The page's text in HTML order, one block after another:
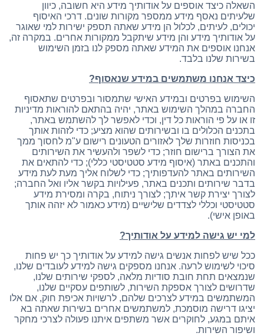
השאלה כיצד אוספים על אודותיך מידע היא חשובה, כיוון
שלעיתים נאסף מידע ממספר מקורות שונים. דרכי האיסוף
יכולים, לעיתים, לכלול הן מידע שאתה תספק ישירות למי שאוגר
על אודותיך מידע והן מידע שיתקבל ממקורות אחרים. במקרה זה,
אנחנו אוספים את המידע שאתה מספק לנו בזמן השימוש
בשירות שלנו בלבד.
כיצד אנחנו משתמשים במידע שנאסוף?
השימוש בפרטים ובמידע האישי שתמסור ובפרטים שתאסוף
החברה במהלך השימוש באתר, יהיה בהתאם להוראות מדיניות
זו או על פי הוראות כל דין, וכדי לאפשר לך להשתמש באתר,
בתכנים הכלולים בו ובשירותים שהוא מציע; כדי לזהות אותך
בכניסות חוזרות שלך לאזורים הטעונים רישום ע"מ לחסוך ממך
את הצורך ברישום חוזר; כדי לשפר ולהעשיר את השירותים
והתכנים באתר (איסוף מידע סטטיסטי כללי); כדי להתאים את
השירותים באתר להעדפותיך; כדי לשלוח אליך מעת לעת מידע
בדבר שירותים ותכנים באתר, פעילויות בקשר אליו ואל החברה;
לצורך יצירת קשר איתך; לצורך ניתוח, בקרה ומסירת מידע
סטטיסטי וכללי לצדדים שלישיים (מידע כאמור לא יזהה אותך
באופן אישי).
למי יש גישה למידע על אודותיך?
ככל שיש לפחות אנשים גישה למידע על אודותיך כך יש פחות
סיכוי לשימוש לרעה. אנחנו מספקים גישה למידע לעובדים שלנו,
שנמצאים תחת חובת סודיות מלאה, לספקי שירותים שלנו,
שדרושים לצורך אספקת השירות, לשותפים עסקיים שלנו,
המשתמשים במידע לצרכים שלהם, לרשויות אכיפת חוק, אם אלו
יציגו דרישה מוסמכת, למשתמשים אחרים בשירות שאתה בא
איתם במגע, לחוקרים אשר משתפים איתנו פעולה לצרכי מחקר
ושיפור השירות.